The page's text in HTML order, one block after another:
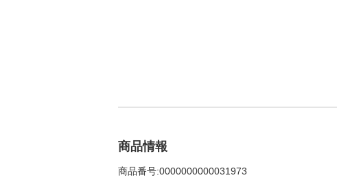
商品情報
商品番号:0000000000031973